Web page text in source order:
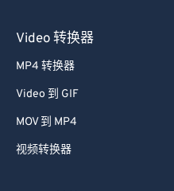
Video 转换器
MP4 转换器
Video 到 GIF
MOV 到 MP4
视频转换器